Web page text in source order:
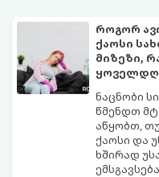
როგორ
ქაოსი
მიზეზი,
ნაცნობი
წმენდთ
აწყობთ,
ქაოსი და
ხშირად